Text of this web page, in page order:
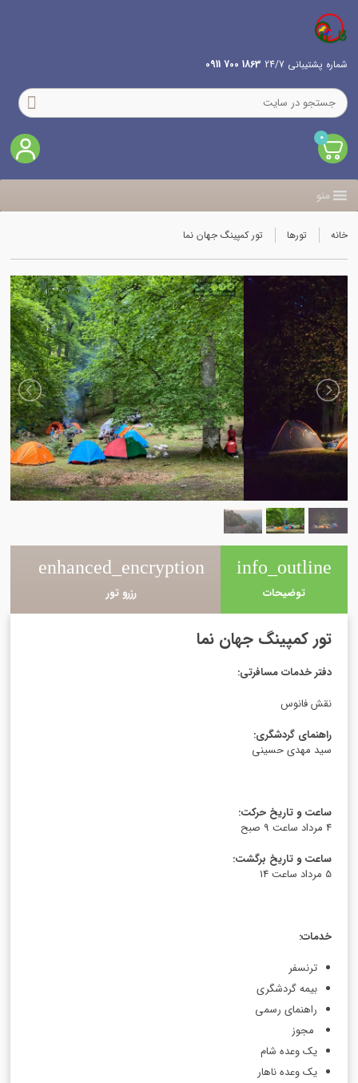
شماره پشتیبانی 24/7 1863 700 0911
0
منو
خانه تورها تور کمپینگ جهان نما
info_outline
توضیحات
enhanced_encryption
رزرو تور
تور کمپینگ جهان نما
دفتر خدمات مسافرتی:
نقش فانوس
راهنمای گردشگری:
سید مهدی حسینی
ساعت و تاریخ حرکت:
4 مرداد ساعت 9 صبح
ساعت و تاریخ برگشت:
5 مرداد ساعت 14
خدمات:
ترنسفر
بیمه گردشگری
راهنمای رسمی
مجوز
یک وعده شام
یک وعده ناهار